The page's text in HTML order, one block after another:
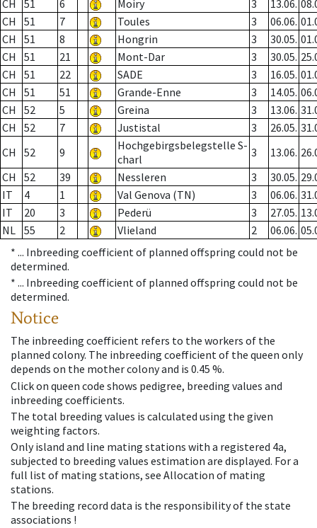
CH 51 6 Moiry 3 13.06.
CH
51 7 Toules 3 06.06.
CH
51 8 Hongrin 3 30.05.
CH
51 21 Mont-Dar 3 30.05.
CH
51 22 SADE 3 16.05.
CH
51 51 Grande-Enne 3 14.05.
CH
52 5 Greina 3 13.06.
CH
52 7 Justistal 3 26.05.
CH
52 9
Hochgebirgsbelegstelle S-
charl
3 13.06.
CH
52 39 Nessleren 3 30.05.
IT
4 1 Val Genova (TN) 3 06.06.
IT
20 3 Pederü 3 27.05.
NL 55 2 Vlieland 2 06.06.
* ... Inbreeding coefficient of planned offspring could not be
determined.
* ... Inbreeding coefficient of planned offspring could not be
determined.
Notice
The inbreeding coefficient refers to the workers of the
planned colony. The inbreeding coefficient of the queen only
depends on the mother colony and is 0.45 %.
Click on queen code shows pedigree, breeding values and
inbreeding coefficients.
The total breeding values is calculated using the given
weighting factors.
Only island and line mating stations with a registered 4a,
subjected to breeding values estimation are displayed. For a
full list of mating stations, see Allocation of mating
stations.
The breeding record data is the responsibility of the state
associations !